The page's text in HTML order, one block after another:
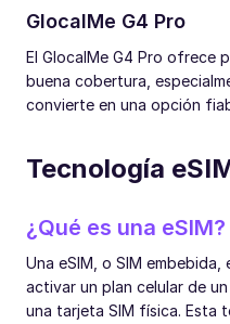
GlocalMe G4 Pro
El GlocalMe G4 Pro ofrece
buena cobertura,
convierte en una opción
Tecnología
¿Qué es una eSIM?
Una eSIM, o SIM
activar un plan celular de
una tarjeta SIM física. Esta